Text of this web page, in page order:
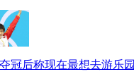
冠后称现在最想去游乐园